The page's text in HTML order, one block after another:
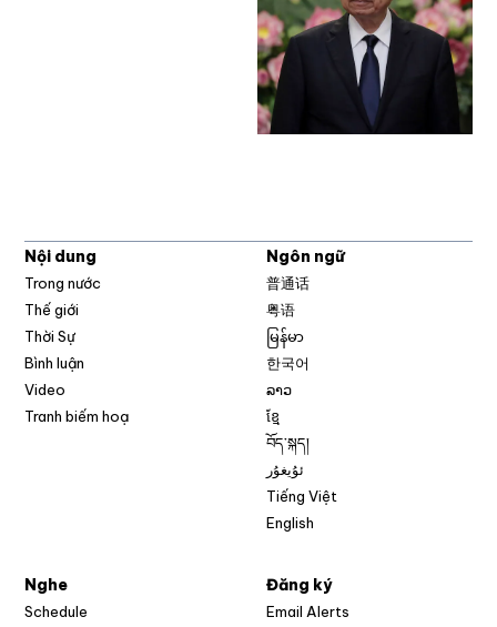
Nội dung
Trong nước
Thế giới
Thời Sự
Bình luận
Video
Tranh biếm hoạ
Ngôn ngữ
普通话
粤语
မြန်မာ
한국어
ລາວ
ខ្មែ
བོད་སྐད།
ئۇيغۇر
Tiếng Việt
English
Nghe
Schedule
Đăng ký
Email Alerts